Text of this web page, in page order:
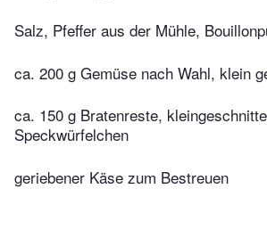
Salz, Pfeffer aus der Mühle,
ca. 200 g Gemüse nach Wahl, klein
ca. 150 g Bratenreste,
Speckwürfelchen
geriebener Käse zum Bestreuen